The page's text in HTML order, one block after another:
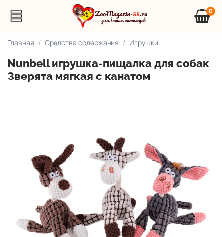
0
Главная Средства содержания Игрушки
Nunbell игрушка-пищалка для собак
Зверята мягкая с канатом